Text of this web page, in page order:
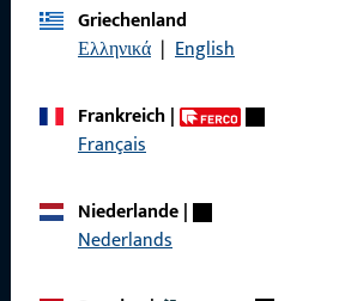
Griechenland
Ελληνικά | English
Frankreich|
Français
Niederlande|
Nederlands
Kontakt
ProPoint-Serviceportal